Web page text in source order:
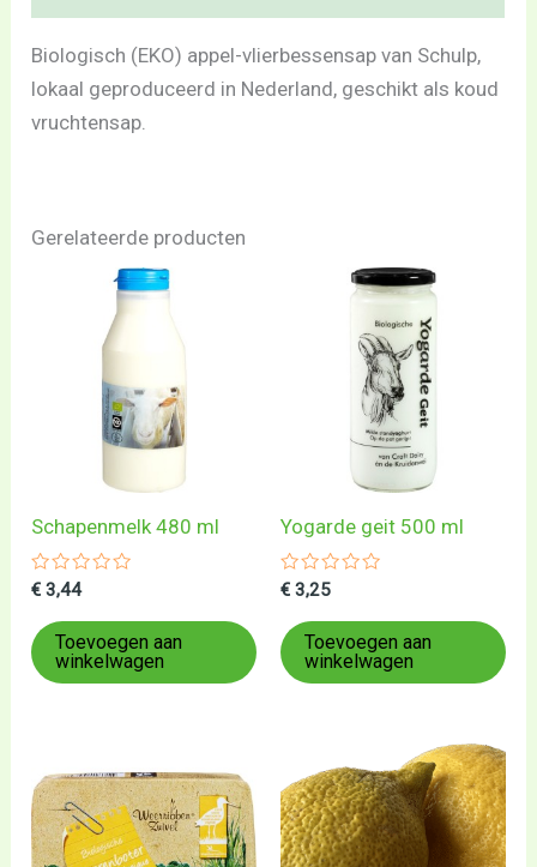
Biologisch (EKO) appel-vlierbessensap van Schulp,
lokaal geproduceerd in Nederland, geschikt als koud
vruchtensap.
Gerelateerde producten
Schapenmelk 480 ml
Gewaardeerd
uit
5
€ 3,44
Toevoegen aan
winkelwagen
Yogarde geit 500 ml
Gewaardeerd
uit
5
€ 3,25
Toevoegen aan
winkelwagen